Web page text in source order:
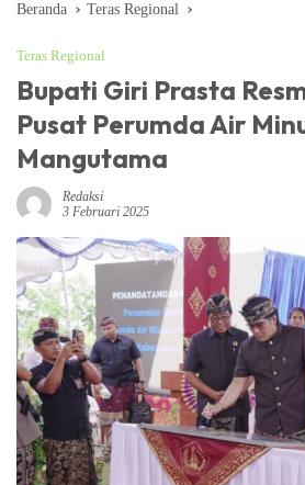
Beranda Teras Regional
Teras Regional
Bupati Giri Prasta
Pusat Perumda Air
Mangutama
Redaksi
3 Februari 2025